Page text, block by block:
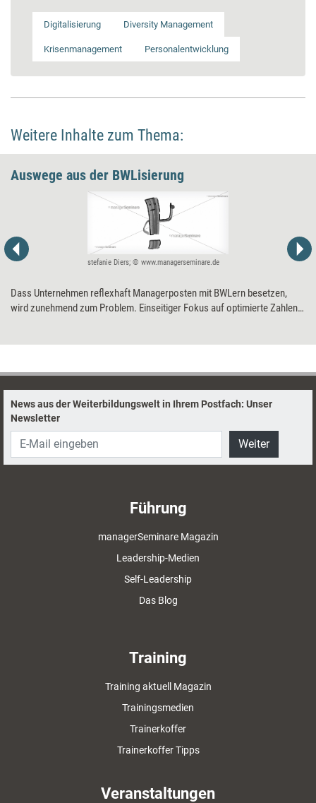
Digitalisierung Diversity Management
Krisenmanagement Personalentwicklung
Weitere Inhalte zum Thema:
Auswege aus der BWLisierung
stefanie Diers; © www.managerseminare.de
Dass Unternehmen reflexhaft Managerposten mit BWLern besetzen,
wird zunehmend zum Problem. Einseitiger Fokus auf optimierte Zahlen,
News aus der Weiterbildungswelt in Ihrem Postfach: Unser
Newsletter
Weiter
Führung
managerSeminare Magazin
Leadership-Medien
Self-Leadership
Das Blog
Training
Training aktuell Magazin
Trainingsmedien
Trainerkoffer
Trainerkoffer Tipps
Veranstaltungen